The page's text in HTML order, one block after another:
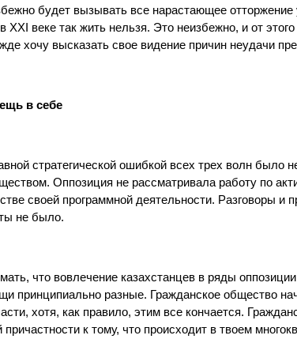
будет вызывать все нарастающее отторжение
XXI веке так жить нельзя. Это неизбежно, и от
хочу высказать свое видение причин неудачи
в себе
стратегической ошибкой всех трех волн было
Оппозиция не рассматривала работу по
своей программной деятельности. Разговоры и
не было.
что вовлечение казахстанцев в ряды
принципиально разные. Гражданское общество
хотя, как правило, этим все кончается.
причастности к тому, что происходит в твоем